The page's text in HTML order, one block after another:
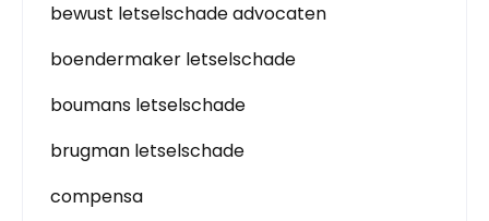
bewust letselschade advocaten
boendermaker letselschade
boumans letselschade
brugman letselschade
compensa